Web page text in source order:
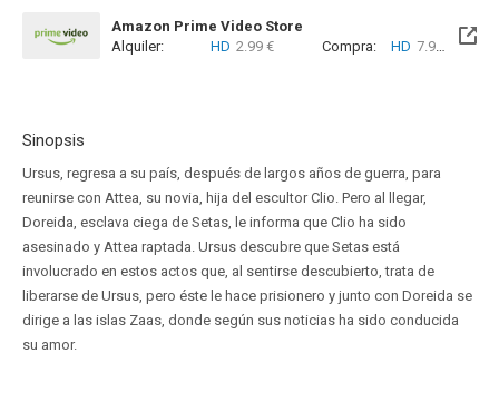
Amazon Prime Video Store
Alquiler:
HD 2.99 € Compra: HD 7.99 €
Sinopsis
Ursus, regresa a su país, después de largos años de guerra, para
reunirse con Attea, su novia, hija del escultor Clio. Pero al llegar,
Doreida, esclava ciega de Setas, le informa que Clio ha sido
asesinado y Attea raptada. Ursus descubre que Setas está
involucrado en estos actos que, al sentirse descubierto, trata de
liberarse de Ursus, pero éste le hace prisionero y junto con Doreida se
dirige a las islas Zaas, donde según sus noticias ha sido conducida
su amor.